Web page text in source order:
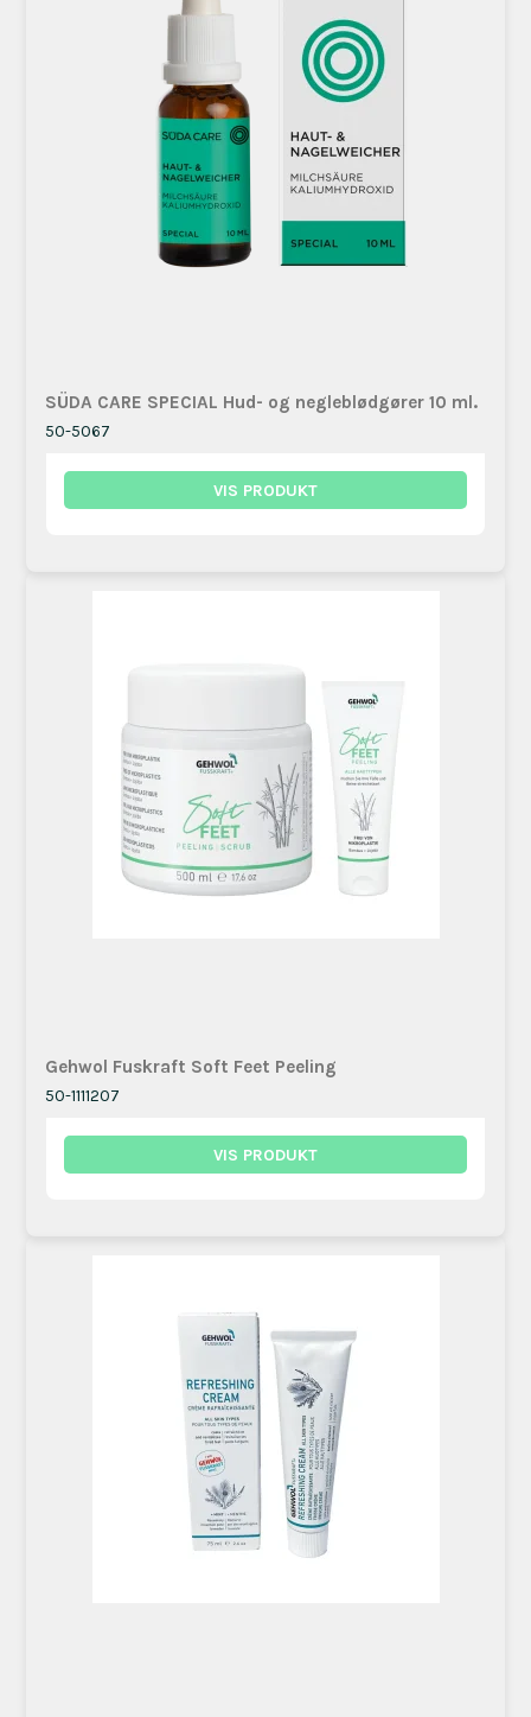
SÜDA CARE SPECIAL Hud- og negleblødgører 10 ml.
50-5067
VIS PRODUKT
Gehwol Fuskraft Soft Feet Peeling
50-1111207
VIS PRODUKT